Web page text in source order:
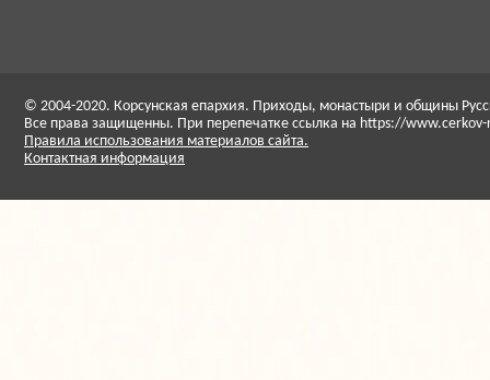
© 2004-2020. Корсунская епархия. Приходы, монастыри и общины
Все права защищенны. При перепечатке ссылка на https://www.cerkov-
Правила использования материалов сайта.
Контактная информация